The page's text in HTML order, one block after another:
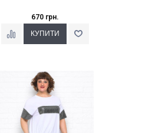
670 грн.
Наклейки Варіант з %